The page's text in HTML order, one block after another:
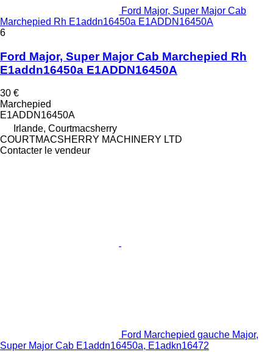
Ford Major, Super Major Cab
Marchepied Rh E1addn16450a E1ADDN16450A
6
Ford Major, Super Major Cab Marchepied Rh
E1addn16450a E1ADDN16450A
30 €
Marchepied
E1ADDN16450A
Irlande, Courtmacsherry
COURTMACSHERRY MACHINERY LTD
Contacter le vendeur
Ford Marchepied gauche Major,
Super Major Cab E1addn16450a, E1adkn16472